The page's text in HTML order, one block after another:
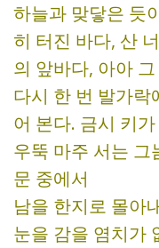
하늘과 맞닿은 듯
히 터진 바다, 산
의 앞바다, 아아
다시 한 번 발가락
어 본다. 금시 키
우뚝 마주 서는
문 중에서
남을 한지로 몰아
눈을 감을 염치가